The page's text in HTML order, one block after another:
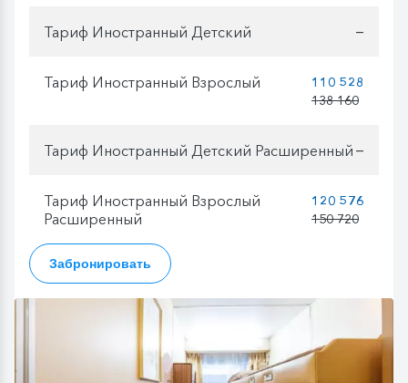
Тариф Иностранный Детский —
Тариф Иностранный Взрослый
110 528
138 160
Тариф Иностранный Детский Расширенный —
Тариф Иностранный Взрослый
Расширенный
120 576
150 720
Забронировать